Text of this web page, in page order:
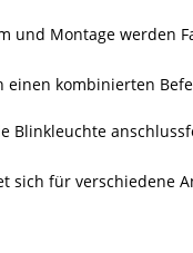
und Montage werden
einen kombinierten
Blinkleuchte
sich für verschiedene